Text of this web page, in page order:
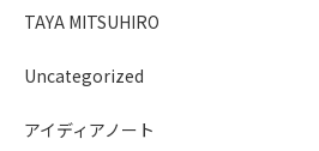
TAYA MITSUHIRO
Uncategorized
アイディアノート